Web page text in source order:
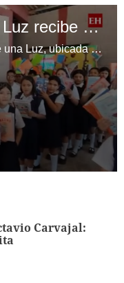
Escuela Enciende una Luz recibe cuadernos Quick, gracias a la Maratón del Saber
Los niños de la escuela Enciende una Luz, ubicada en la colonia Altos de Santa Rosa, al sur de Tegucigalpa, recibieron cuadernos Quick como parte de la Campaña Maratón del Saber.
Carvajal: